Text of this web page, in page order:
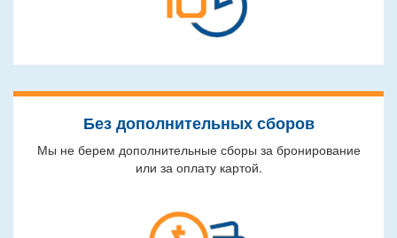
Без дополнительных сборов
Мы не берем дополнительные сборы за бронирование
или за оплату картой.